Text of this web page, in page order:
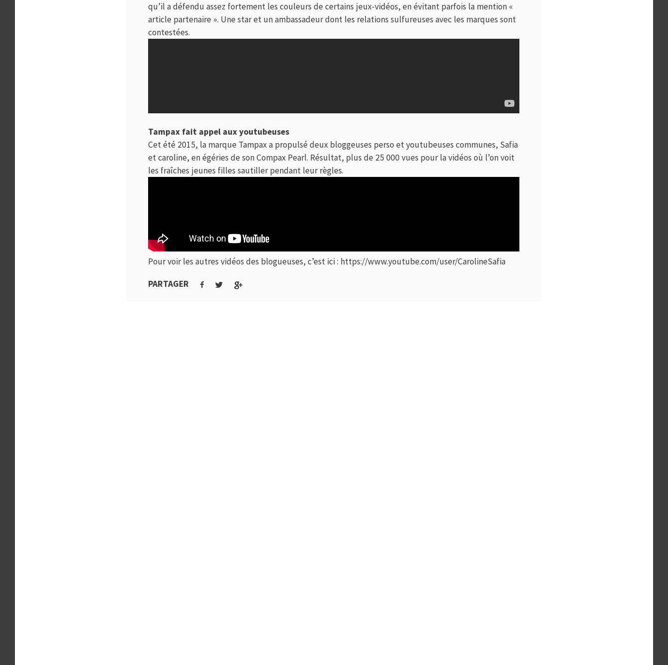
qu’il a défendu assez fortement les couleurs de certains jeux-vidéos, en évitant parfois la mention «
article partenaire ». Une star et un ambassadeur dont les relations sulfureuses avec les marques sont
contestées.
Tampax fait appel aux youtubeuses
Cet été 2015, la marque Tampax a propulsé deux bloggeuses perso et youtubeuses communes, Safia
et caroline, en égéries de son Compax Pearl. Résultat, plus de 25 000 vues pour la vidéos où l’on voit
les fraîches jeunes filles sautiller pendant leur règles.
Pour voir les autres vidéos des blogueuses, c’est ici : https://www.youtube.com/user/CarolineSafia
PARTAGER